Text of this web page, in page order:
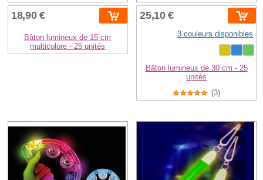
18,90 €
Bâton lumineux de 15 cm
multicolore - 25 unités
25,10 €
3 couleurs disponibles
Bâton lumineux de 30 cm - 25
unités
(3)